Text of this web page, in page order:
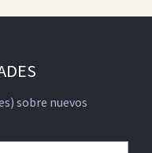
sobre nuevos